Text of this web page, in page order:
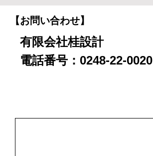
【お問い合わせ】
有限会社桂設計
電話番号：0248-22-0020